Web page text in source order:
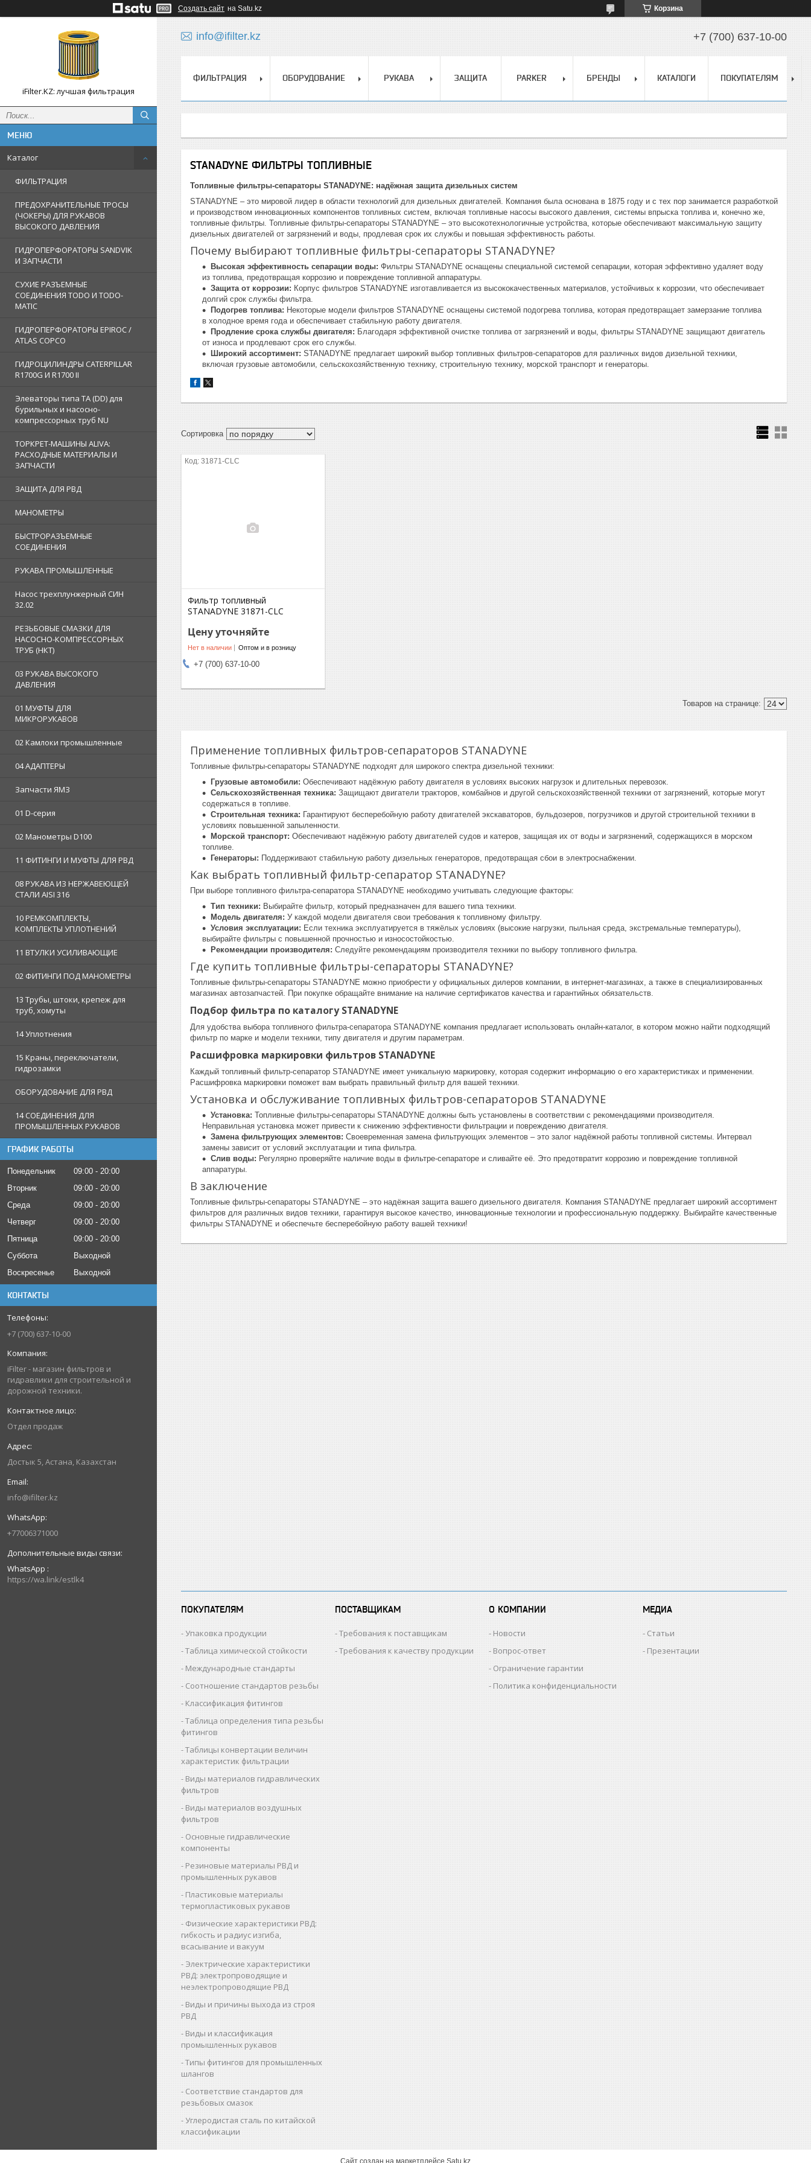
Создать сайт на Satu.kz Корзина
iFilter.KZ: лучшая фильтрация
Каталог
ФИЛЬТРАЦИЯ
ПРЕДОХРАНИТЕЛЬНЫЕ ТРОСЫ
(ЧОКЕРЫ) ДЛЯ РУКАВОВ
ВЫСОКОГО ДАВЛЕНИЯ
ГИДРОПЕРФОРАТОРЫ SANDVIK
И ЗАПЧАСТИ
СУХИЕ РАЗЪЕМНЫЕ
СОЕДИНЕНИЯ TODO И TODO-
MATIC
ГИДРОПЕРФОРАТОРЫ EPIROC /
ATLAS COPCO
ГИДРОЦИЛИНДРЫ CATERPILLAR
R1700G И R1700 II
Элеваторы типа TA (DD) для
бурильных и насосно-
компрессорных труб NU
ТОРКРЕТ-МАШИНЫ ALIVA:
РАСХОДНЫЕ МАТЕРИАЛЫ И
ЗАПЧАСТИ
ЗАЩИТА ДЛЯ РВД
МАНОМЕТРЫ
БЫСТРОРАЗЪЕМНЫЕ
СОЕДИНЕНИЯ
РУКАВА ПРОМЫШЛЕННЫЕ
Насос трехплунжерный СИН
32.02
РЕЗЬБОВЫЕ СМАЗКИ ДЛЯ
НАСОСНО-КОМПРЕССОРНЫХ
ТРУБ (НКТ)
03 РУКАВА ВЫСОКОГО
ДАВЛЕНИЯ
01 МУФТЫ ДЛЯ
МИКРОРУКАВОВ
02 Камлоки промышленные
04 АДАПТЕРЫ
Запчасти ЯМЗ
01 D-серия
02 Манометры D100
11 ФИТИНГИ И МУФТЫ ДЛЯ РВД
08 РУКАВА ИЗ НЕРЖАВЕЮЩЕЙ
СТАЛИ AISI 316
10 РЕМКОМПЛЕКТЫ,
КОМПЛЕКТЫ УПЛОТНЕНИЙ
11 ВТУЛКИ УСИЛИВАЮЩИЕ
02 ФИТИНГИ ПОД МАНОМЕТРЫ
13 Трубы, штоки, крепеж для
труб, хомуты
14 Уплотнения
15 Краны, переключатели,
гидрозамки
ОБОРУДОВАНИЕ ДЛЯ РВД
14 СОЕДИНЕНИЯ ДЛЯ
ПРОМЫШЛЕННЫХ РУКАВОВ
ГРАФИК РАБОТЫ
Понедельник 09:00
20:00
Вторник
09:00
20:00
Среда
09:00
20:00
Четверг
09:00
20:00
Пятница
09:00
20:00
Суббота
Выходной
Воскресенье
Выходной
КОНТАКТЫ
+7 (700) 637-10-00
iFilter - магазин фильтров и
гидравлики для строительной и
дорожной техники.
Отдел продаж
Достык 5, Астана, Казахстан
info@ifilter.kz
+77006371000
WhatsApp
https://wa.link/estlk4
info@ifilter.kz +7 (700) 637-10-00
ФИЛЬТРАЦИЯ ОБОРУДОВАНИЕ РУКАВА ЗАЩИТА PARKER БРЕНДЫ КАТАЛОГИ ПОКУПАТЕЛЯМ
STANADYNE ФИЛЬТРЫ ТОПЛИВНЫЕ
Топливные фильтры-сепараторы STANADYNE: надёжная защита дизельных систем
STANADYNE – это мировой лидер в области технологий для дизельных двигателей. Компания была основана в 1875 году и с тех пор занимается разработкой
и производством инновационных компонентов топливных систем, включая топливные насосы высокого давления, системы впрыска топлива и, конечно же,
топливные фильтры. Топливные фильтры-сепараторы STANADYNE – это высокотехнологичные устройства, которые обеспечивают максимальную защиту
дизельных двигателей от загрязнений и воды, продлевая срок их службы и повышая эффективность работы.
Почему выбирают топливные фильтры-сепараторы STANADYNE?
Высокая эффективность сепарации воды: Фильтры STANADYNE оснащены специальной системой сепарации, которая эффективно удаляет воду
из топлива, предотвращая коррозию и повреждение топливной аппаратуры.
Защита от коррозии: Корпус фильтров STANADYNE изготавливается из высококачественных материалов, устойчивых к коррозии, что обеспечивает
долгий срок службы фильтра.
Подогрев топлива: Некоторые модели фильтров STANADYNE оснащены системой подогрева топлива, которая предотвращает замерзание топлива
в холодное время года и обеспечивает стабильную работу двигателя.
Продление срока службы двигателя: Благодаря эффективной очистке топлива от загрязнений и воды, фильтры STANADYNE защищают двигатель
от износа и продлевают срок его службы.
Широкий ассортимент: STANADYNE предлагает широкий выбор топливных фильтров-сепараторов для различных видов дизельной техники,
включая грузовые автомобили, сельскохозяйственную технику, строительную технику, морской транспорт и генераторы.
31871-CLC
Фильтр топливный
STANADYNE 31871-CLC
Цену уточняйте
Нет в наличии Оптом и в розницу
+7 (700) 637-10-00
Применение топливных фильтров-сепараторов STANADYNE
Топливные фильтры-сепараторы STANADYNE подходят для широкого спектра дизельной техники:
Грузовые автомобили: Обеспечивают надёжную работу двигателя в условиях высоких нагрузок и длительных перевозок.
Сельскохозяйственная техника: Защищают двигатели тракторов, комбайнов и другой сельскохозяйственной техники от загрязнений, которые могут
содержаться в топливе.
Строительная техника: Гарантируют бесперебойную работу двигателей экскаваторов, бульдозеров, погрузчиков и другой строительной техники в
условиях повышенной запыленности.
Морской транспорт: Обеспечивают надёжную работу двигателей судов и катеров, защищая их от воды и загрязнений, содержащихся в морском
топливе.
Генераторы: Поддерживают стабильную работу дизельных генераторов, предотвращая сбои в электроснабжении.
Как выбрать топливный фильтр-сепаратор STANADYNE?
При выборе топливного фильтра-сепаратора STANADYNE необходимо учитывать следующие факторы:
Тип техники: Выбирайте фильтр, который предназначен для вашего типа техники.
Модель двигателя: У каждой модели двигателя свои требования к топливному фильтру.
Условия эксплуатации: Если техника эксплуатируется в тяжёлых условиях (высокие нагрузки, пыльная среда, экстремальные температуры),
выбирайте фильтры с повышенной прочностью и износостойкостью.
Рекомендации производителя: Следуйте рекомендациям производителя техники по выбору топливного фильтра.
Где купить топливные фильтры-сепараторы STANADYNE?
Топливные фильтры-сепараторы STANADYNE можно приобрести у официальных дилеров компании, в интернет-магазинах, а также в специализированных
магазинах автозапчастей. При покупке обращайте внимание на наличие сертификатов качества и гарантийных обязательств.
Подбор фильтра по каталогу STANADYNE
Для удобства выбора топливного фильтра-сепаратора STANADYNE компания предлагает использовать онлайн-каталог, в котором можно найти подходящий
фильтр по марке и модели техники, типу двигателя и другим параметрам.
Расшифровка маркировки фильтров STANADYNE
Каждый топливный фильтр-сепаратор STANADYNE имеет уникальную маркировку, которая содержит информацию о его характеристиках и применении.
Расшифровка маркировки поможет вам выбрать правильный фильтр для вашей техники.
Установка и обслуживание топливных фильтров-сепараторов STANADYNE
Установка: Топливные фильтры-сепараторы STANADYNE должны быть установлены в соответствии с рекомендациями производителя.
Неправильная установка может привести к снижению эффективности фильтрации и повреждению двигателя.
Замена фильтрующих элементов: Своевременная замена фильтрующих элементов – это залог надёжной работы топливной системы. Интервал
замены зависит от условий эксплуатации и типа фильтра.
Слив воды: Регулярно проверяйте наличие воды в фильтре-сепараторе и сливайте её. Это предотвратит коррозию и повреждение топливной
аппаратуры.
В заключение
Топливные фильтры-сепараторы STANADYNE – это надёжная защита вашего дизельного двигателя. Компания STANADYNE предлагает широкий ассортимент
фильтров для различных видов техники, гарантируя высокое качество, инновационные технологии и профессиональную поддержку. Выбирайте качественные
фильтры STANADYNE и обеспечьте бесперебойную работу вашей техники!
ПОКУПАТЕЛЯМ
Упаковка продукции
Таблица химической стойкости
Международные стандарты
Соотношение стандартов резьбы
Классификация фитингов
Таблица определения типа резьбы
фитингов
Таблицы конвертации величин
характеристик фильтрации
Виды материалов гидравлических
фильтров
Виды материалов воздушных
фильтров
Основные гидравлические
компоненты
Резиновые материалы РВД и
промышленных рукавов
Пластиковые материалы
термопластиковых рукавов
Физические характеристики РВД:
гибкость и радиус изгиба,
всасывание и вакуум
Электрические характеристики
РВД: электропроводящие и
неэлектропроводящие РВД
Виды и причины выхода из строя
РВД
Виды и классификация
промышленных рукавов
Типы фитингов для промышленных
шлангов
Соответствие стандартов для
резьбовых смазок
Углеродистая сталь по китайской
классификации
ПОСТАВЩИКАМ
Требования к поставщикам
Требования к качеству продукции
О КОМПАНИИ
Новости
Вопрос-ответ
Ограничение гарантии
Политика конфиденциальности
МЕДИА
Статьи
Презентации
Сайт создан на маркетплейсе Satu.kz